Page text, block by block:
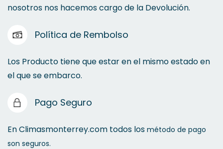
nosotros nos hacemos cargo de la Devolución.
Política de Rembolso
Los Producto tiene que estar en el mismo estado en
el que se embarco.
Pago Seguro
En Climasmonterrey.com todos los método de pago
son seguros.